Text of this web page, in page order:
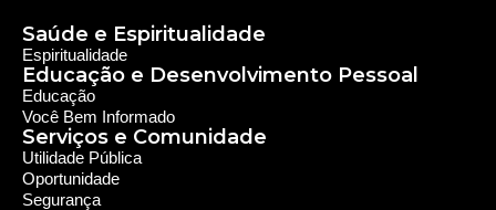
Saúde e Espiritualidade
Espiritualidade
Educação e Desenvolvimento Pessoal
Educação
Você Bem Informado
Serviços e Comunidade
Utilidade Pública
Oportunidade
Segurança